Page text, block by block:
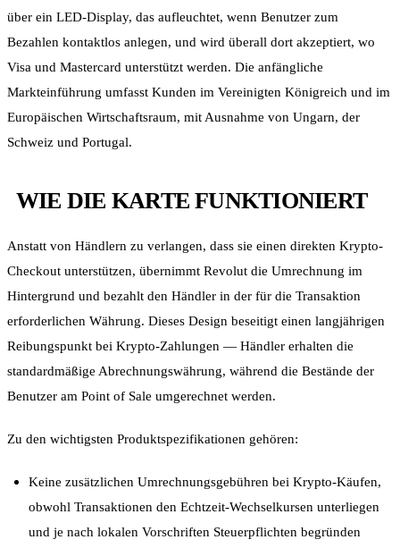
über ein LED-Display, das aufleuchtet, wenn Benutzer zum
Bezahlen kontaktlos anlegen, und wird überall dort akzeptiert, wo
Visa und Mastercard unterstützt werden. Die anfängliche
Markteinführung umfasst Kunden im Vereinigten Königreich und im
Europäischen Wirtschaftsraum, mit Ausnahme von Ungarn, der
Schweiz und Portugal.
WIE DIE KARTE FUNKTIONIERT
Anstatt von Händlern zu verlangen, dass sie einen direkten Krypto-
Checkout unterstützen, übernimmt Revolut die Umrechnung im
Hintergrund und bezahlt den Händler in der für die Transaktion
erforderlichen Währung. Dieses Design beseitigt einen langjährigen
Reibungspunkt bei Krypto-Zahlungen — Händler erhalten die
standardmäßige Abrechnungswährung, während die Bestände der
Benutzer am Point of Sale umgerechnet werden.
Zu den wichtigsten Produktspezifikationen gehören:
Keine zusätzlichen Umrechnungsgebühren bei Krypto-Käufen,
obwohl Transaktionen den Echtzeit-Wechselkursen unterliegen
und je nach lokalen Vorschriften Steuerpflichten begründen